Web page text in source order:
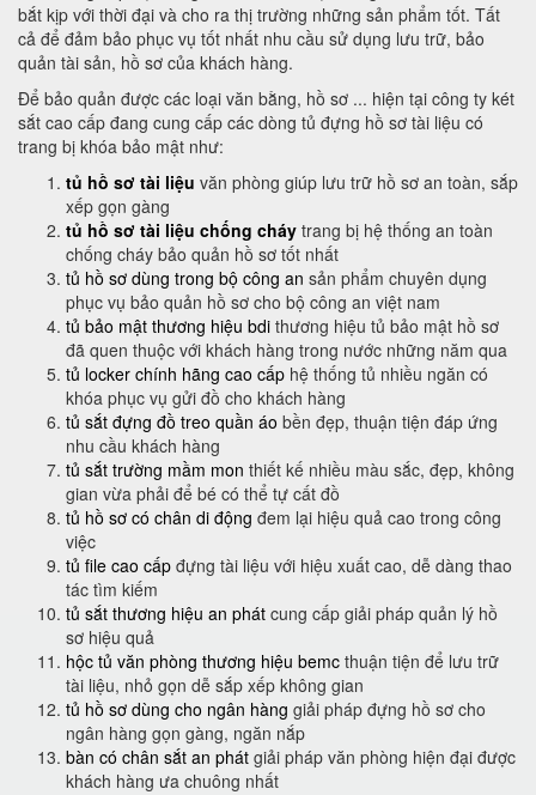
bắt kịp với thời đại và cho ra thị trường những sản phẩm tốt. Tất
cả để đảm bảo phục vụ tốt nhất nhu cầu sử dụng lưu trữ, bảo
quản tài sản, hồ sơ của khách hàng.
Để bảo quản được các loại văn bằng, hồ sơ ... hiện tại công ty két
sắt cao cấp đang cung cấp các dòng tủ đựng hồ sơ tài liệu có
trang bị khóa bảo mật như:
tủ hồ sơ tài liệu văn phòng giúp lưu trữ hồ sơ an toàn, sắp
xếp gọn gàng
tủ hồ sơ tài liệu chống cháy trang bị hệ thống an toàn
chống cháy bảo quản hồ sơ tốt nhất
tủ hồ sơ dùng trong bộ công an sản phẩm chuyên dụng
phục vụ bảo quản hồ sơ cho bộ công an việt nam
tủ bảo mật thương hiệu bdi thương hiệu tủ bảo mật hồ sơ
đã quen thuộc với khách hàng trong nước những năm qua
tủ locker chính hãng cao cấp hệ thống tủ nhiều ngăn có
khóa phục vụ gửi đồ cho khách hàng
tủ sắt đựng đồ treo quần áo bền đẹp, thuận tiện đáp ứng
nhu cầu khách hàng
tủ sắt trường mầm mon thiết kế nhiều màu sắc, đẹp, không
gian vừa phải để bé có thể tự cất đồ
tủ hồ sơ có chân di động đem lại hiệu quả cao trong công
việc
tủ file cao cấp đựng tài liệu với hiệu xuất cao, dễ dàng thao
tác tìm kiếm
tủ sắt thương hiệu an phát cung cấp giải pháp quản lý hồ
sơ hiệu quả
hộc tủ văn phòng thương hiệu bemc thuận tiện để lưu trữ
tài liệu, nhỏ gọn dễ sắp xếp không gian
tủ hồ sơ dùng cho ngân hàng giải pháp đựng hồ sơ cho
ngân hàng gọn gàng, ngăn nắp
bàn có chân sắt an phát giải pháp văn phòng hiện đại được
khách hàng ưa chuông nhất